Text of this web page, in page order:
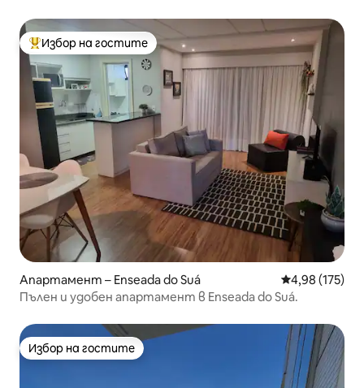
Най-популярен избор на гостите
Избор на гостите
Апартамент – Enseada do Suá Средна
4,98 (175)
Пълен и удобен апартамент в Enseada do Suá.
Избор на гостите
Избор на гостите